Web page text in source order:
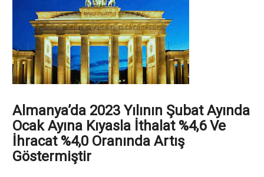
Almanya’da 2023 Yılının Şubat Ayında
Ocak Ayına Kıyasla İthalat %4,6 Ve
İhracat %4,0 Oranında Artış
Göstermiştir